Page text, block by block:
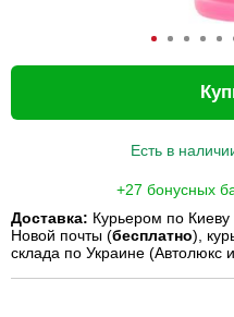
Есть в
+27 бонусных
Доставка: Курьером по Киеву
Новой почты (бесплатно),
склада по Украине (Автолюкс